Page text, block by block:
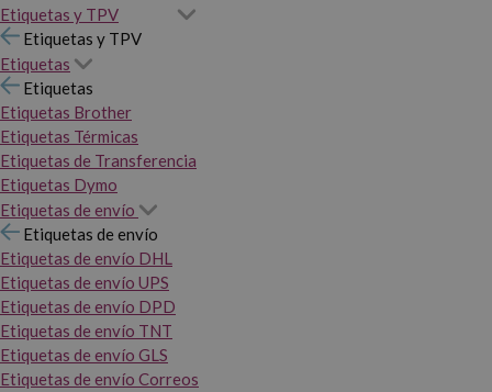
Etiquetas y TPV
Etiquetas y TPV
Etiquetas
Etiquetas
Etiquetas Brother
Etiquetas Térmicas
Etiquetas de Transferencia
Etiquetas Dymo
Etiquetas de envío
Etiquetas de envío
Etiquetas de envío DHL
Etiquetas de envío UPS
Etiquetas de envío DPD
Etiquetas de envío TNT
Etiquetas de envío GLS
Etiquetas de envío Correos